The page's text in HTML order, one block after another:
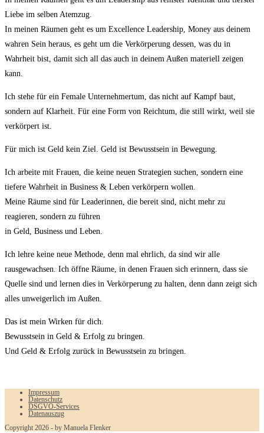
Liebe im selben Atemzug.
In meinen Räumen geht es um Excellence Leadership, Money aus deinem
wahren Sein heraus, es geht um die Verkörperung dessen, was du in
Wahrheit bist, damit sich all das auch in deinem Außen materiell zeigen
kann.
Ich stehe für ein Female Unternehmertum, das nicht auf Kampf baut,
sondern auf Klarheit. Für eine Form von Reichtum, die still wirkt, weil sie
verkörpert ist.
Für mich ist Geld kein Ziel. Geld ist Bewusstsein in Bewegung.
Ich arbeite mit Frauen, die keine neuen Strategien suchen, sondern eine
tiefere Wahrheit in Business & Leben verkörpern wollen.
Meine Räume sind für Leaderinnen, die bereit sind, nicht mehr zu
reagieren, sondern zu führen
in Geld, Business und Leben.
Ich lehre keine neue Methode, denn mal ehrlich, da sind wir alle
rausgewachsen. Ich öffne Räume, in denen Frauen sich erinnern, dass sie
Quelle sind und lernen dies in Verkörperung zu halten, denn dann zeigt sich
alles unweigerlich im Außen.
Das ist mein Wirken für dich.
Bewusstsein in Geld & Erfolg zu bringen.
Und Geld & Erfolg zurück in Bewusstsein zu bringen.
Impressum
Datenschutz
DSGVO-Services
Datenauszug
Copyright 2026 - by Manuela Flenker